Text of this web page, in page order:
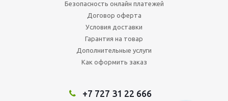
Безопасность онлайн платежей
Договор оферта
Условия доставки
Гарантия на товар
Дополнительные услуги
Как оформить заказ
+7 727 31 22 666